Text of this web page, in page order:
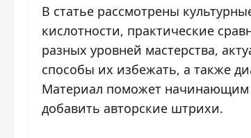
В статье рассмотрены
кислотности, практические
разных уровней мастерства,
способы их избежать, а также
Материал поможет начинающим
добавить авторские штрихи.